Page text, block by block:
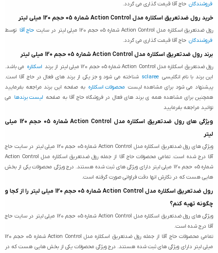
فروشندگان حاج آقا قیمت گذاری می گردد.
خرید رول ضدتعریق اسکلاره مدل Action Control شماره 05 حجم 120 میلی لیتر
رول ضدتعریق اسکلاره مدل Action Control شماره 05 حجم 120 میلی لیتر در سایت حاج آقا توسط
فروشندگان حاج آقا قیمت گذاری می گردد.
برند رول ضدتعریق اسکلاره مدل Action Control شماره 05 حجم 120 میلی لیتر
رول ضدتعریق اسکلاره مدل Action Control شماره 05 حجم 120 میلی لیتر از برند اسکلاره می باشد.
این برند با نام انگلیسی sclaree شناخته می شود و جز یکی از برند های فعال در حاج آقا است.
پیشنهاد می شود برای مشاهده لیست محصولات اسکلاره به صفحه این برند مراجعه بفرمایید
همچنین برای مشاهده همه ی برند های فعال در فروشگاه حاج آقا به صفحه لیست برندها می
توانید مراجعه بفرمایید
ویژگی های رول ضدتعریق اسکلاره مدل Action Control شماره 05 حجم 120 میلی
لیتر
ویژگی های رول ضدتعریق اسکلاره مدل Action Control شماره 05 حجم 120 میلی لیتر در سایت حاج
آقا درج شده است. تمامی محصولات حاج آقا از جمله رول ضدتعریق اسکلاره مدل Action Control
شماره 05 حجم 120 میلی لیتر دارای ویژگی های ثبت شده هستند. درج ویژگی محصولات یکی از بخش
هایی هست که در نگارش انها دقت فراوانی صورت گرفته است.
رول ضدتعریق اسکلاره مدل Action Control شماره 05 حجم 120 میلی لیتر را از کجا و
چگونه تهیه کنم؟
ویژگی های رول ضدتعریق اسکلاره مدل Action Control شماره 05 حجم 120 میلی لیتر در سایت حاج
آقا درج شده است.
تمامی محصولات حاج آقا از جمله رول ضدتعریق اسکلاره مدل Action Control شماره 05 حجم 120
میلی لیتر دارای ویژگی های ثبت شده هستند. درج ویژگی محصولات یکی از بخش هایی هست که در